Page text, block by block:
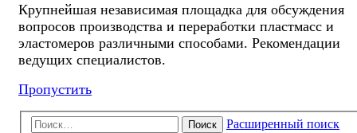
Крупнейшая независимая площадка для обсуждения
вопросов производства и переработки пластмасс и
эластомеров различными способами. Рекомендации
ведущих специалистов.
Пропустить
Поиск Расширенный поиск